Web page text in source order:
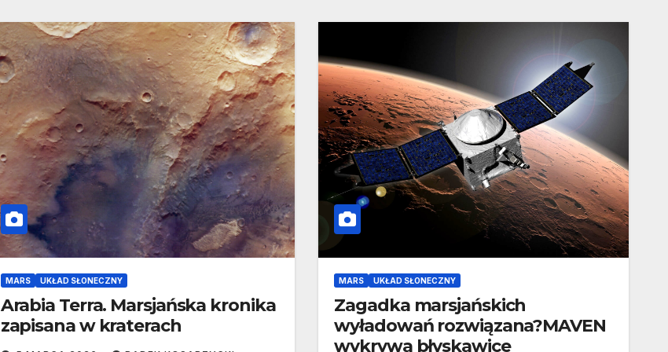
MARS UKŁAD SŁONECZNY
Arabia Terra. Marsjańska kronika
zapisana w kraterach
MARS UKŁAD SŁONECZNY
Zagadka marsjańskich
wyładowań rozwiązana?MAVEN
wykrywa błyskawice